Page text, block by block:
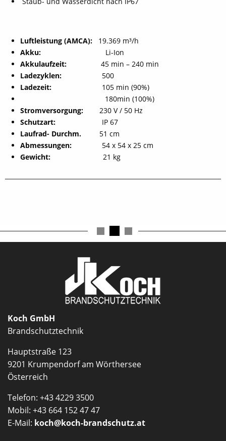
Luftleistung (AMCA):
19.369 m³/h
Akku: Li-Ion
Akkulaufzeit: 45 min – 240 min
Ladezyklen:
500
Ladezeit: 105 min (90%)
180min (100%)
Stromversorgung: 230 V / 50 Hz
Schutzart: IP 67
Laufrad- Durchm. 51 cm
Abmessungen: 54 x 54 x 25 cm
Gewicht:
21 kg
Koch GmbH
Brandschutztechnik
Hauptstraße 123
9201 Krumpendorf am Wörthersee
Österreich
Telefon: +43 4229 3500
Mobil: +43 664 152 47 47
E-Mail: koch@koch-brandschutz.at